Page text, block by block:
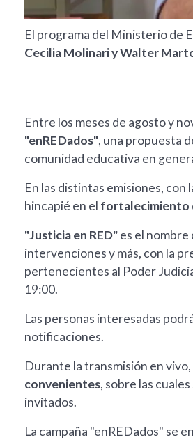
El programa del Ministerio de
Cecilia Molinari y Walter
Entre los meses de agosto y
"enREDados", una propuesta
comunidad educativa en
En las distintas emisiones,
hincapié en el fortalecimiento
"Justicia en RED"es el nombre
intervenciones y más, con la
pertenecientes al Poder
19:00.
Las personas interesadas
notificaciones.
Durante la transmisión en
convenientes, sobre las
invitados.
La campaña "enREDados" se